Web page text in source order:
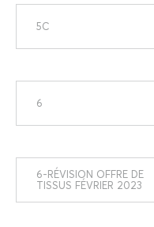
5C
6
6-RÉVISION OFFRE DE
TISSUS FÉVRIER 2023